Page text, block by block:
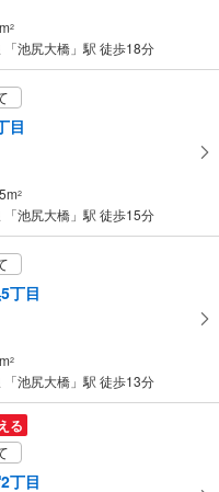
2
池尻大橋」駅 徒歩18分
目
2
池尻大橋」駅 徒歩15分
丁目
2
池尻大橋」駅 徒歩13分
る
丁目